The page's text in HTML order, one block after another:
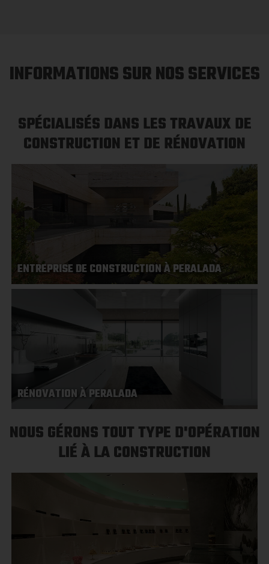
INFORMATIONS SUR NOS SERVICES
SPÉCIALISÉS DANS LES TRAVAUX DE
CONSTRUCTION ET DE RÉNOVATION
ENTREPRISE DE CONSTRUCTION À PERALADA
RÉNOVATION À PERALADA
NOUS GÉRONS TOUT TYPE D'OPÉRATION
LIÉ À LA CONSTRUCTION